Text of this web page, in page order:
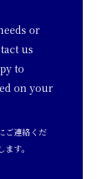
or
us
to
on your
ご連絡くだ
す。